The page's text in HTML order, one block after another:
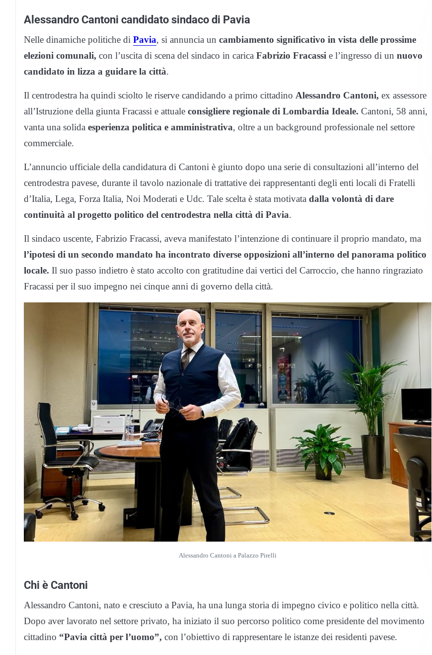
Alessandro Cantoni candidato sindaco di Pavia
Nelle dinamiche politiche di Pavia, si annuncia un cambiamento significativo in vista delle prossime
elezioni comunali, con l’uscita di scena del sindaco in carica Fabrizio Fracassi e l’ingresso di un nuovo
candidato in lizza a guidare la città.
Il centrodestra ha quindi sciolto le riserve candidando a primo cittadino Alessandro Cantoni, ex assessore
all’Istruzione della giunta Fracassi e attuale consigliere regionale di Lombardia Ideale. Cantoni, 58 anni,
vanta una solida esperienza politica e amministrativa, oltre a un background professionale nel settore
commerciale.
L’annuncio ufficiale della candidatura di Cantoni è giunto dopo una serie di consultazioni all’interno del
centrodestra pavese, durante il tavolo nazionale di trattative dei rappresentanti degli enti locali di Fratelli
d’Italia, Lega, Forza Italia, Noi Moderati e Udc. Tale scelta è stata motivata dalla volontà di dare
continuità al progetto politico del centrodestra nella città di Pavia.
Il sindaco uscente, Fabrizio Fracassi, aveva manifestato l’intenzione di continuare il proprio mandato, ma
l’ipotesi di un secondo mandato ha incontrato diverse opposizioni all’interno del panorama politico
locale. Il suo passo indietro è stato accolto con gratitudine dai vertici del Carroccio, che hanno ringraziato
Fracassi per il suo impegno nei cinque anni di governo della città.
Alessandro Cantoni a Palazzo Pirelli
Chi è Cantoni
Alessandro Cantoni, nato e cresciuto a Pavia, ha una lunga storia di impegno civico e politico nella città.
Dopo aver lavorato nel settore privato, ha iniziato il suo percorso politico come presidente del movimento
cittadino “Pavia città per l’uomo”, con l’obiettivo di rappresentare le istanze dei residenti pavese.